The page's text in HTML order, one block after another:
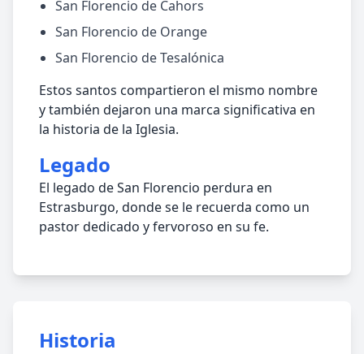
San Florencio de Cahors
San Florencio de Orange
San Florencio de Tesalónica
Estos santos compartieron el mismo nombre
y también dejaron una marca significativa en
la historia de la Iglesia.
Legado
El legado de San Florencio perdura en
Estrasburgo, donde se le recuerda como un
pastor dedicado y fervoroso en su fe.
Historia